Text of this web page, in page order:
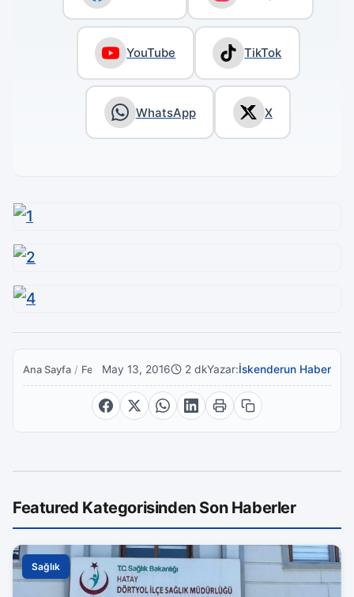
YouTube TikTok
WhatsApp X
Ana Sayfa / FeaturedMay 13, 2016 2 dkYazar:İskenderun Haber
Featured Kategorisinden Son Haberler
Sağlık